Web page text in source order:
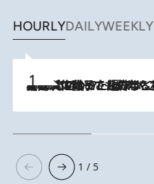
HOURLYDAILYWEEKLY
2026.8.5
【阿川佐和子さんの年とる力】なぜ70代で始めた趣味は“こんなに楽しい”のか？ ピアノ、俳句…スランプに陥っても続けられる“ある秘訣”とは
1 / 5